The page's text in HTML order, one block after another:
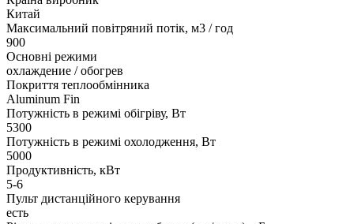
Китай
Максимальний повітряний потік, м3 / год
900
Основні режими
охлаждение / обогрев
Покриття теплообмінника
Aluminum Fin
Потужність в режимі обігріву, Вт
5300
Потужність в режимі охолодження, Вт
5000
Продуктивність, кВт
5-6
Пульт дистанційного керування
есть